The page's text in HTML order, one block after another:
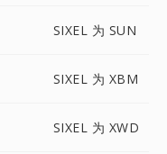
SIXEL 为 SUN
SIXEL 为 XBM
SIXEL 为 XWD